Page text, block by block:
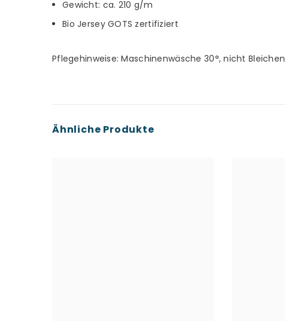
Gewicht: ca. 210 g/m
Bio Jersey GOTS zertifiziert
Pflegehinweise: Maschinenwäsche 30°, nicht
Ähnliche Produkte